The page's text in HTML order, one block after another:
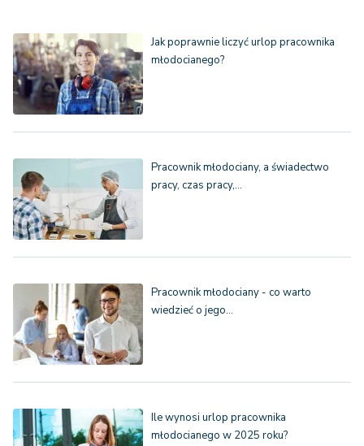
Jak poprawnie liczyć urlop pracownika
młodocianego?
Pracownik młodociany, a świadectwo
pracy, czas pracy,…
Pracownik młodociany - co warto
wiedzieć o jego…
Ile wynosi urlop pracownika
młodocianego w 2025 roku?